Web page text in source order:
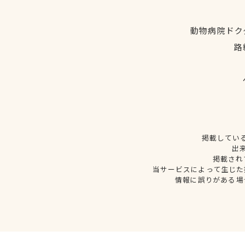
動物病院ド
路
掲載してい
出
掲載さ
当サービスによって生じ
情報に誤りがある